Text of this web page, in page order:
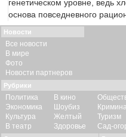
генетическом уровне, ведь
основа повседневного
Новости
Все новости
В мире
Фото
Новости партнеров
Рубрики
Политика
Экономика
Культура
В театр
В кино
Шоубиз
Желтый
Здоровье
Туризм
Сад-